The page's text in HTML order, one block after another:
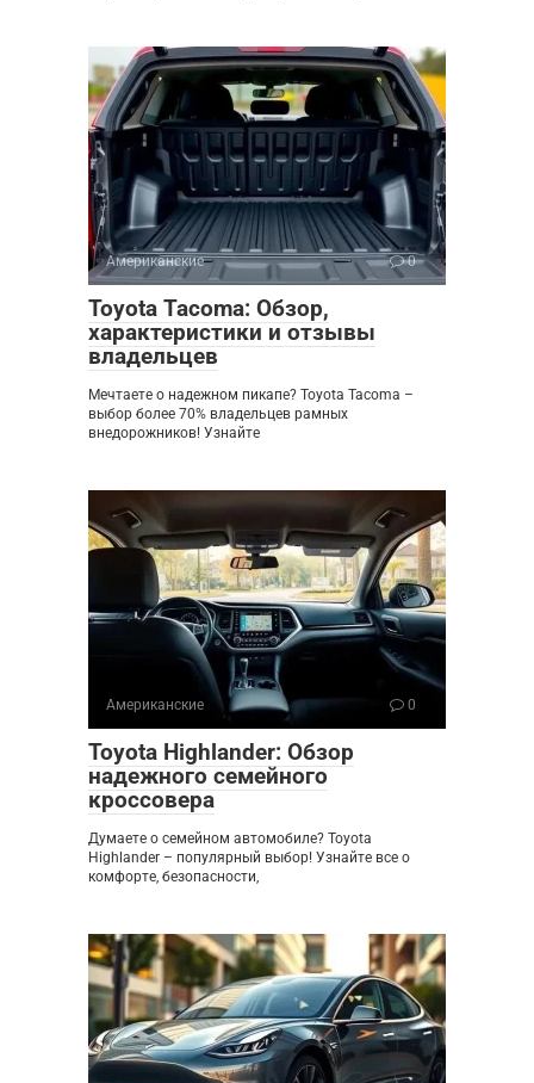
Американские 0
Toyota Tacoma: Обзор,
характеристики и отзывы
владельцев
Мечтаете о надежном пикапе? Toyota Tacoma –
выбор более 70% владельцев рамных
внедорожников! Узнайте
Американские 0
Toyota Highlander: Обзор
надежного семейного
кроссовера
Думаете о семейном автомобиле? Toyota
Highlander – популярный выбор! Узнайте все о
комфорте, безопасности,